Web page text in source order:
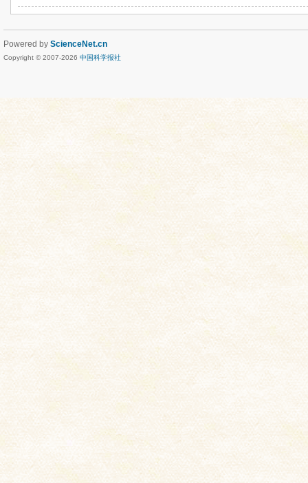
Powered by ScienceNet.cn
Copyright © 2007-2026 中国科学报社